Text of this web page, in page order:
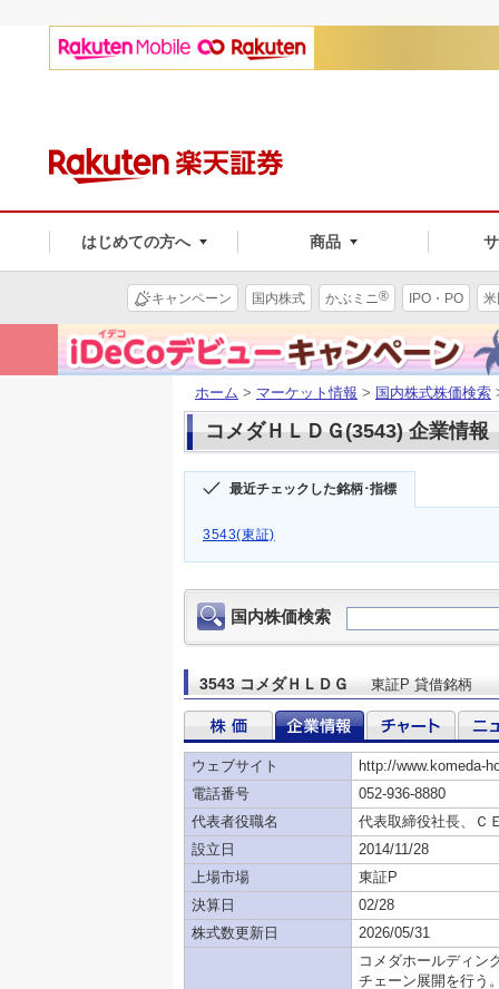
はじめての方へ 商品
キャンペーン 国内株式 かぶミニ® IPO・PO
ホーム > マーケット情報 > 国内株式株価検索
コメダＨＬＤＧ(3543) 企業情報
最近チェックした銘柄･指標
3543(東証)